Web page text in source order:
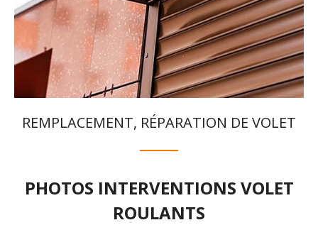
REMPLACEMENT, RÉPARATION DE VOLET
PHOTOS INTERVENTIONS VOLET
ROULANTS